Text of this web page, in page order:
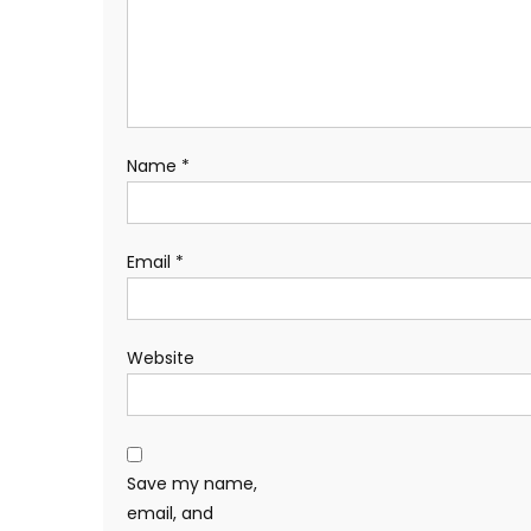
Name *
Email *
Website
Save my name,
email, and